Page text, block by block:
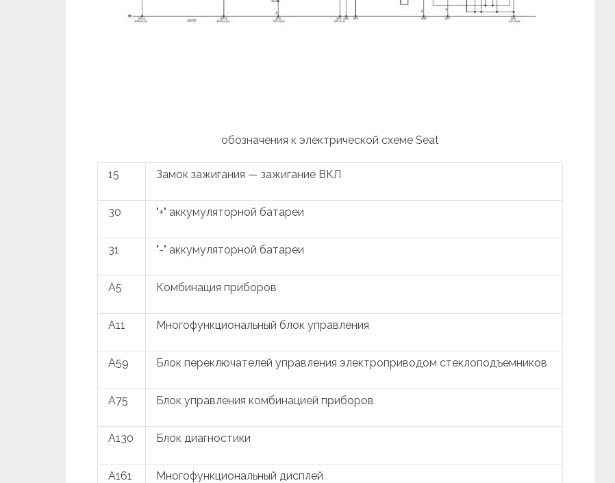
обозначения к электрической схеме Seat
15 Замок зажигания — зажигание ВКЛ
30 "+" аккумуляторной батареи
31 "-" аккумуляторной батареи
A5 Комбинация приборов
A11 Многофункциональный блок управления
A59 Блок переключателей управления электроприводом стеклоподъемников
A75 Блок управления комбинацией приборов
A130 Блок диагностики
A161 Многофункциональный дисплей